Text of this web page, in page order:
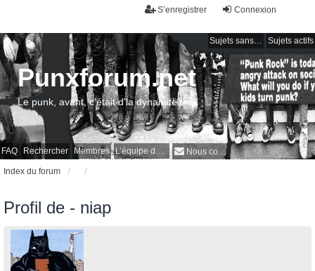
Connexion
S’enregistrer
Sujets sans réponse Sujets actifs
FAQ Rechercher Membres L’équipe du forum Nous contacter
Punxforum.net
Le punk, avant, c'était d'la dynamite !
Index du forum
Profil de - niap